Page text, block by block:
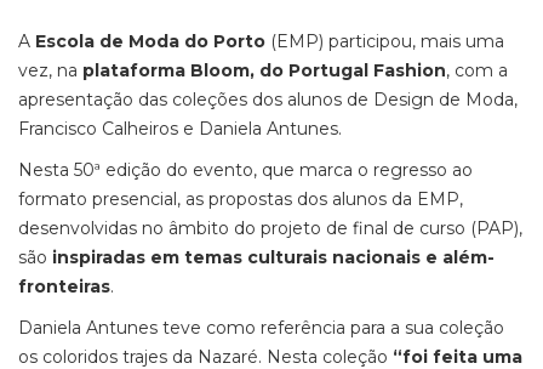
A Escola de Moda do Porto (EMP) participou, mais uma
vez, na plataforma Bloom, do Portugal Fashion, com a
apresentação das coleções dos alunos de Design de Moda,
Francisco Calheiros e Daniela Antunes.
Nesta 50ª edição do evento, que marca o regresso ao
formato presencial, as propostas dos alunos da EMP,
desenvolvidas no âmbito do projeto de final de curso (PAP),
são inspiradas em temas culturais nacionais e além-
fronteiras.
Daniela Antunes teve como referência para a sua coleção
os coloridos trajes da Nazaré. Nesta coleção “foi feita uma